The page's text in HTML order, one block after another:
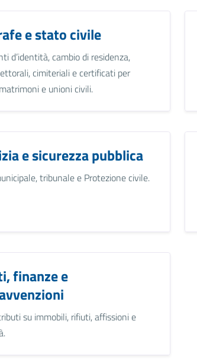
e stato civile
d’identità, cambio di residenza,
cimiteriali e certificati per
e unioni civili.
e sicurezza pubblica
tribunale e Protezione civile.
finanze e
su immobili, rifiuti, affissioni e